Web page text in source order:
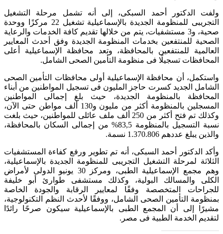
ولفت الدكتور أحمد السبكى، إلى أنه تشمل مرحلة التشغيل
التجريبى للمنظومة الجديدة بالإسماعيلية تشغيل 22 مركزًا ووحدة
صحية، و3 مستشفيات، يتم من خلالها تقديم كافة الخدمات والرعاية
الصحية للمنتفعين بخدمات المنظومة الجديدة وفق أحدث المعايير
العالمية للمنتفعين بالمحافظة، وتعد محافظة الإسماعيلية أعلى
المحافظات تسجيلًا فى منظومة التأمين الصحى الشامل.
واستكمل، أن محافظة الإسماعيلية أولى محافظات التأمين الصحى
الشامل الجديد كسرت حاجز المليون فى تسجيل المواطنين من أبناء
المحافظة بالمنظومة الجديدة، حيث بلغ إجمالى المواطنين
المسجلين بالمنظومة أكثر من مليون و130 ألف مواطن حتى الآن،
وكذلك تم فتح أكثر من 250 ألف ملف عائلى للمواطنين، حيث بلغت
نسبة التسجيل بالمنظومة 83,5% من إجمالى السكان بالمحافظة،
والذين يبلغ عددهم 1.370.806 نسمة.
وأكد الدكتور أحمد السبكى، أنه تم تطوير ورفع كفاءة المستشفيات
الثلاثة لمرحلة التشغيل التجريبى للمنظومة الجديدة بالإسماعيلية،
وهم مجمع الإسماعيلية الطبى، ومركز 30 يونيو الدولى لأمراض
الكلى والمسالك البولية، وكذلك مستشفى طوارئ أبو خليفة
للجراحات المتخصصة وفقًا لمعايير الرقابة والجودة الخاصة
بمنظومة التأمين الصحى الشامل، ووفقًا لأحدث النظم التكنولوجية،
مشيرًا إلى أن المجمع الطبى بالإسماعيلية سيكون صرحًا رائدًا
لتقديم الخدمة الطبية فى مصر.